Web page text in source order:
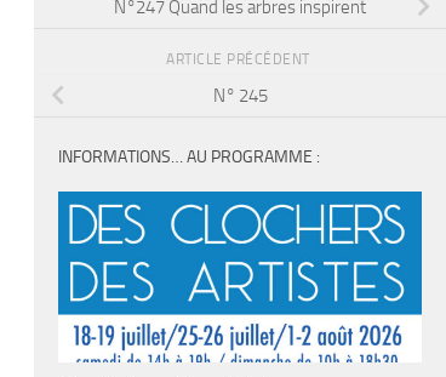
N°247 Quand les arbres inspirent
ARTICLE PRÉCÉDENT
N° 245
INFORMATIONS… AU PROGRAMME :